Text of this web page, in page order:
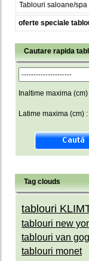
Tablouri saloane/spa
oferte speciale
Cautare rapida
Inaltime maxima (cm)
Latime maxima (cm) :
Tag clouds
tablouri
tablouri new
tablouri van
tablouri monet